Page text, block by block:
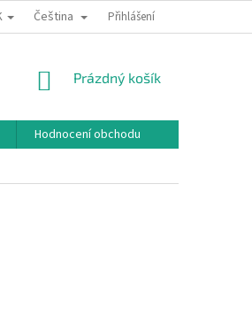
OCHRANY OSOBNÍCH ÚDAJŮ
Čeština Přihlášení
NÁKUPNÍ
Prázdný košík
Hodnocení obchodu